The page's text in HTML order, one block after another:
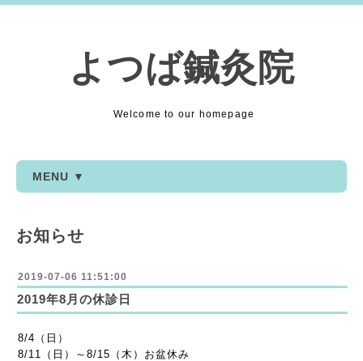
よつば鍼灸院
Welcome to our homepage
MENU ▼
お知らせ
2019-07-06 11:51:00
2019年8月の休診日
8/4（日）
8/11（日）～8/15（木）お盆休み